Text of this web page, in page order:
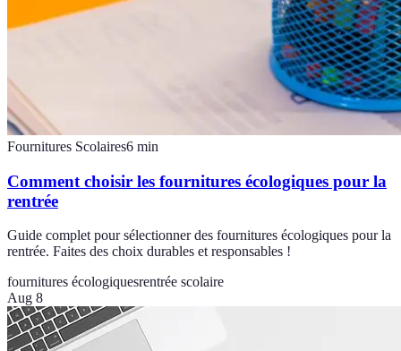
Fournitures Scolaires6 min
Comment choisir les fournitures écologiques pour la
rentrée
Guide complet pour sélectionner des fournitures écologiques pour la
rentrée. Faites des choix durables et responsables !
fournitures écologiquesrentrée scolaire
Aug 8